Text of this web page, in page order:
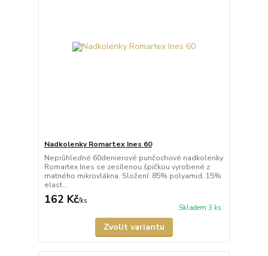
Nadkolenky Romartex Ines 60
Neprůhledné 60denierové punčochové nadkolenky
Romartex Ines se zesílenou špičkou vyrobené z
matného mikrovlákna. Složení: 85% polyamid, 15%
elast...
162 Kč/ks
Skladem 3 ks
Zvolit variantu